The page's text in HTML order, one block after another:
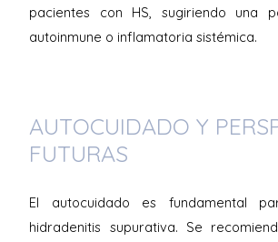
pacientes con HS, sugiriendo una
autoinmune o inflamatoria sistémica.
AUTOCUIDADO Y
FUTURAS
El autocuidado es fundamental
hidradenitis supurativa. Se